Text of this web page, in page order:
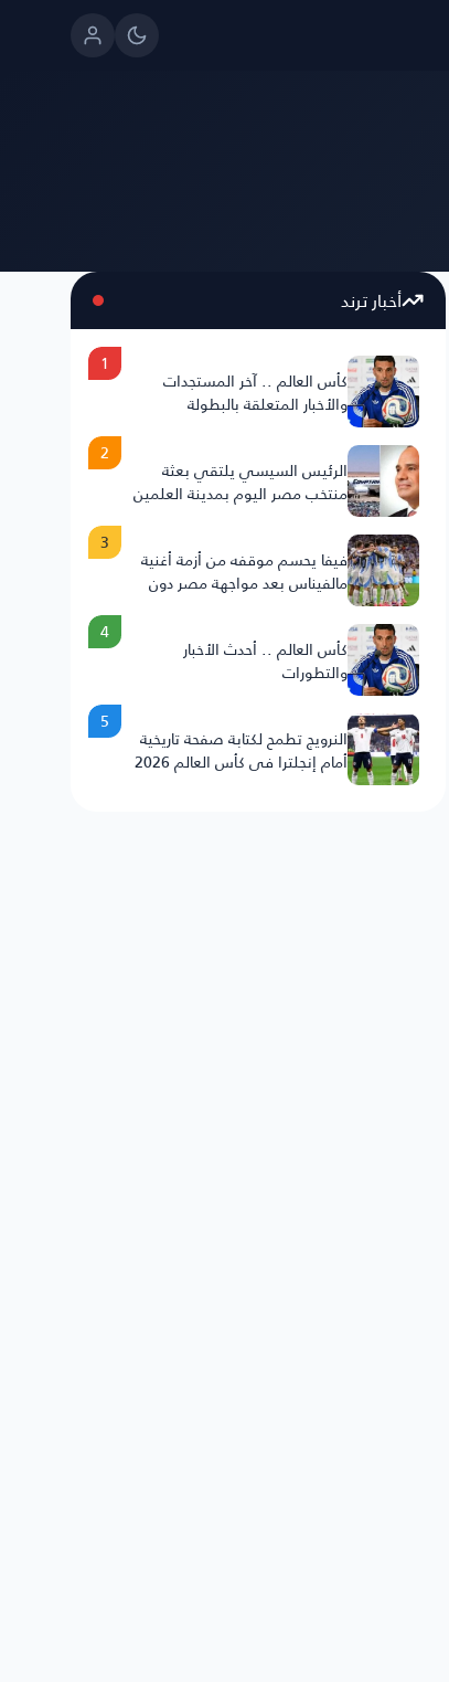
أخبار ترند
كأس العالم .. آخر المستجدات
والأخبار المتعلقة بالبطولة
1
الرئيس السيسي يلتقي بعثة
منتخب مصر اليوم بمدينة العلمين
2
فيفا يحسم موقفه من أزمة أغنية
مالفيناس بعد مواجهة مصر دون
3
كأس العالم .. أحدث الأخبار
والتطورات
4
النرويج تطمح لكتابة صفحة تاريخية
أمام إنجلترا في كأس العالم 2026
5